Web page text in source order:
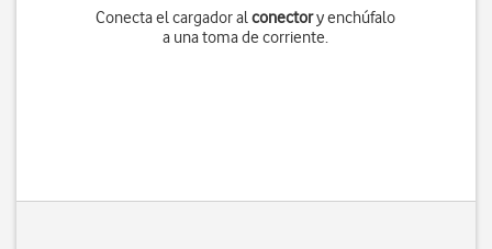
Conecta el cargador alconectory enchúfalo
a una toma de corriente.